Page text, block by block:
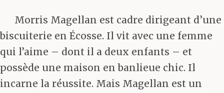
Morris Magellan est cadre dirigeant d’une
biscuiterie en Écosse. Il vit avec une femme
qui l’aime – dont il a deux enfants – et
possède une maison en banlieue chic. Il
incarne la réussite. Mais Magellan est un